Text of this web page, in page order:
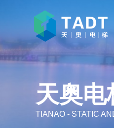
天奥
TIANAO - STATIC